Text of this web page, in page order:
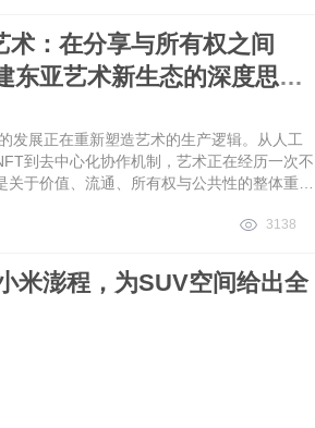
术：在分享与所有权之间
亚艺术新生态的深度思考 -
到去中心化协作机制，艺术正在经历一次不
关于价值、流通、所有权与公共性的整体重
随之发生改变。 2026年4月20日至6月21日，
数字艺术：在共享与所有权之间》（Digital A
and Ownership）在海云台平台举办。展览汇
国的重要艺术家，以绘画、雕塑、数字影
3138
米澎程，为SUV空间给出全